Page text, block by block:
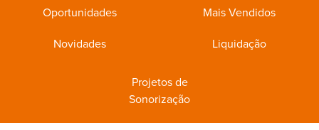
Oportunidades Mais Vendidos
Novidades Liquidação
Projetos de
Sonorização